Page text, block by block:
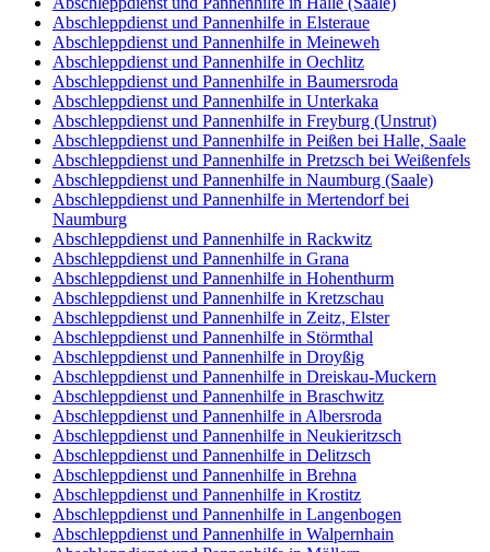
Abschleppdienst und Pannenhilfe in Elsteraue
Abschleppdienst und Pannenhilfe in Meineweh
Abschleppdienst und Pannenhilfe in Oechlitz
Abschleppdienst und Pannenhilfe in Baumersroda
Abschleppdienst und Pannenhilfe in Unterkaka
Abschleppdienst und Pannenhilfe in Freyburg (Unstrut)
Abschleppdienst und Pannenhilfe in Peißen bei Halle, Saale
Abschleppdienst und Pannenhilfe in Pretzsch bei Weißenfels
Abschleppdienst und Pannenhilfe in Naumburg (Saale)
Abschleppdienst und Pannenhilfe in Mertendorf bei
Naumburg
Abschleppdienst und Pannenhilfe in Rackwitz
Abschleppdienst und Pannenhilfe in Grana
Abschleppdienst und Pannenhilfe in Hohenthurm
Abschleppdienst und Pannenhilfe in Kretzschau
Abschleppdienst und Pannenhilfe in Zeitz, Elster
Abschleppdienst und Pannenhilfe in Störmthal
Abschleppdienst und Pannenhilfe in Droyßig
Abschleppdienst und Pannenhilfe in Dreiskau-Muckern
Abschleppdienst und Pannenhilfe in Braschwitz
Abschleppdienst und Pannenhilfe in Albersroda
Abschleppdienst und Pannenhilfe in Neukieritzsch
Abschleppdienst und Pannenhilfe in Delitzsch
Abschleppdienst und Pannenhilfe in Brehna
Abschleppdienst und Pannenhilfe in Krostitz
Abschleppdienst und Pannenhilfe in Langenbogen
Abschleppdienst und Pannenhilfe in Walpernhain